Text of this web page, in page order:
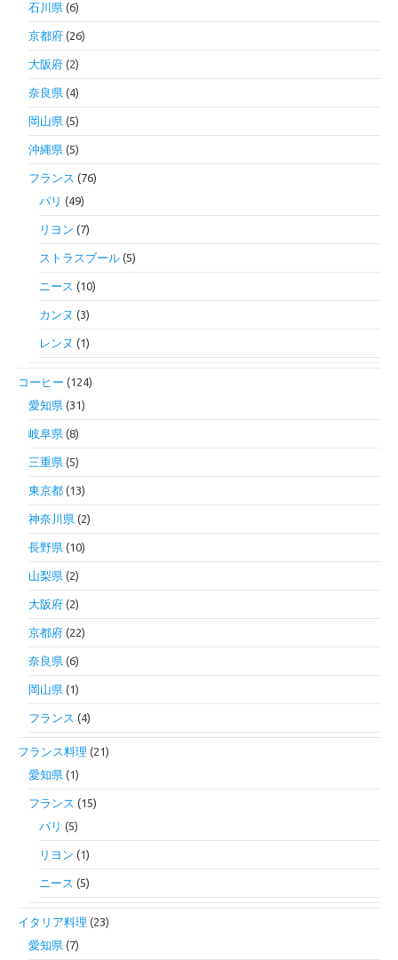
石川県 (6)
京都府 (26)
大阪府 (2)
奈良県 (4)
岡山県 (5)
沖縄県 (5)
フランス (76)
パリ (49)
リヨン (7)
ストラスブール (5)
ニース (10)
カンヌ (3)
レンヌ (1)
コーヒー (124)
愛知県 (31)
岐阜県 (8)
三重県 (5)
東京都 (13)
神奈川県 (2)
長野県 (10)
山梨県 (2)
大阪府 (2)
京都府 (22)
奈良県 (6)
岡山県 (1)
フランス (4)
フランス料理 (21)
愛知県 (1)
フランス (15)
パリ (5)
リヨン (1)
ニース (5)
イタリア料理 (23)
愛知県 (7)